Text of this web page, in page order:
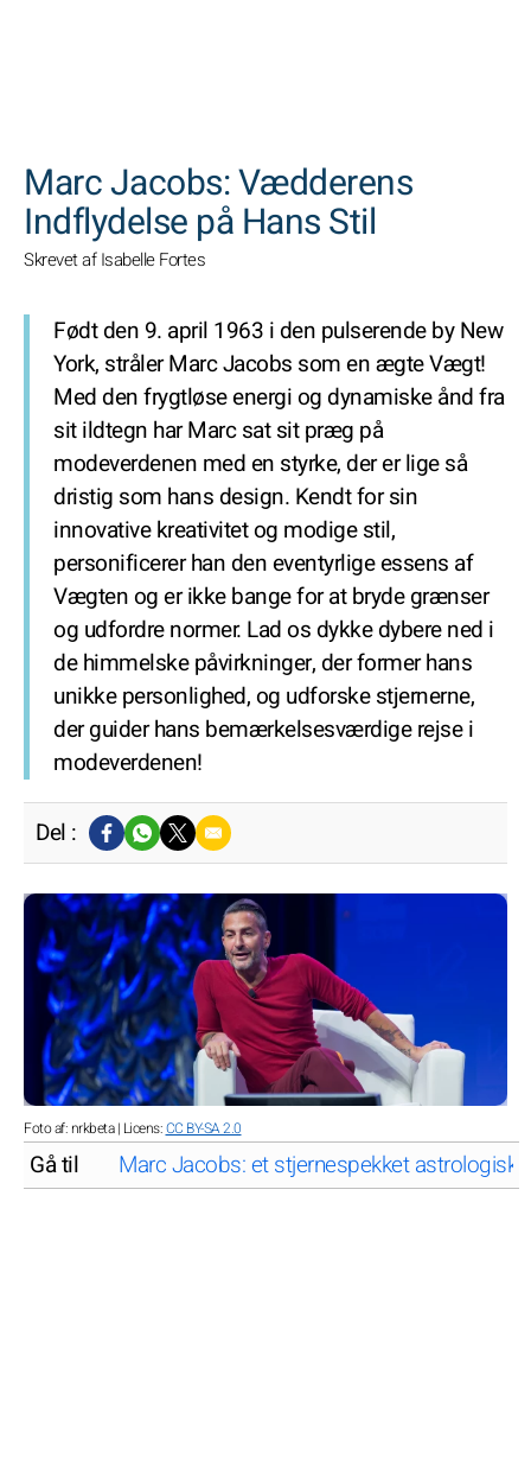
Marc Jacobs: Vædderens
Indflydelse på Hans Stil
Skrevet af Isabelle Fortes
Født den 9. april 1963 i den pulserende by New
York, stråler Marc Jacobs som en ægte Vægt!
Med den frygtløse energi og dynamiske ånd fra
sit ildtegn har Marc sat sit præg på
modeverdenen med en styrke, der er lige så
dristig som hans design. Kendt for sin
innovative kreativitet og modige stil,
personificerer han den eventyrlige essens af
Vægten og er ikke bange for at bryde grænser
og udfordre normer. Lad os dykke dybere ned i
de himmelske påvirkninger, der former hans
unikke personlighed, og udforske stjernerne,
der guider hans bemærkelsesværdige rejse i
modeverdenen!
Del :
Foto af: nrkbeta | Licens:CC BY-SA 2.0
Gå til Marc Jacobs: et stjernespekket astrologisk